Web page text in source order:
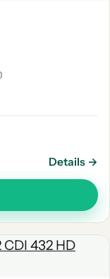
Details →